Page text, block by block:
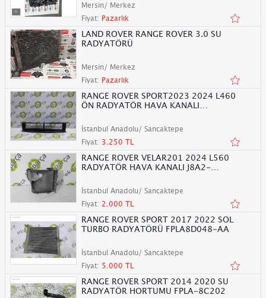
Mersin/ Merkez
Fiyat: Pazarlık
LAND ROVER RANGE ROVER 3.0 SU
RADYATÖRÜ
Mersin/ Merkez
Fiyat: Pazarlık
RANGE ROVER SPORT2023 2024 L460
ÖN RADYATÖR HAVA KANALI
İstanbul Anadolu/ Sancaktepe
Fiyat: 3.250 TL
RANGE ROVER VELAR201 2024 L560
RADYATÖR HAVA KANALI J8A2-
İstanbul Anadolu/ Sancaktepe
Fiyat: 2.000 TL
RANGE ROVER SPORT 2017 2022 SOL
TURBO RADYATÖRÜ FPLA8D048-AA
İstanbul Anadolu/ Sancaktepe
Fiyat: 5.000 TL
RANGE ROVER SPORT 2014 2020 SU
RADYATÖR HORTUMU FPLA-8C202